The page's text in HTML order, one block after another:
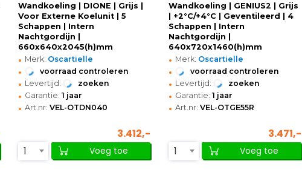
Wandkoeling | DIONE | Grijs |
Voor Externe Koelunit | 5
Schappen | Intern
Nachtgordijn |
660x640x2045(h)mm
• Merk: Oscartielle
• voorraad controleren
• Levertijd: zoeken
• Garantie: 1 jaar
• Art.nr: VEL-OTDN040
3.412,-
1
Voeg toe
Wandkoeling | GENIUS2 | Grijs
| +2°C/+4°C | Geventileerd | 4
Schappen | Intern
Nachtgordijn |
640x720x1460(h)mm
• Merk: Oscartielle
• voorraad controleren
• Levertijd: zoeken
• Garantie: 1 jaar
• Art.nr: VEL-OTGE55R
3.471,-
1
Voeg toe